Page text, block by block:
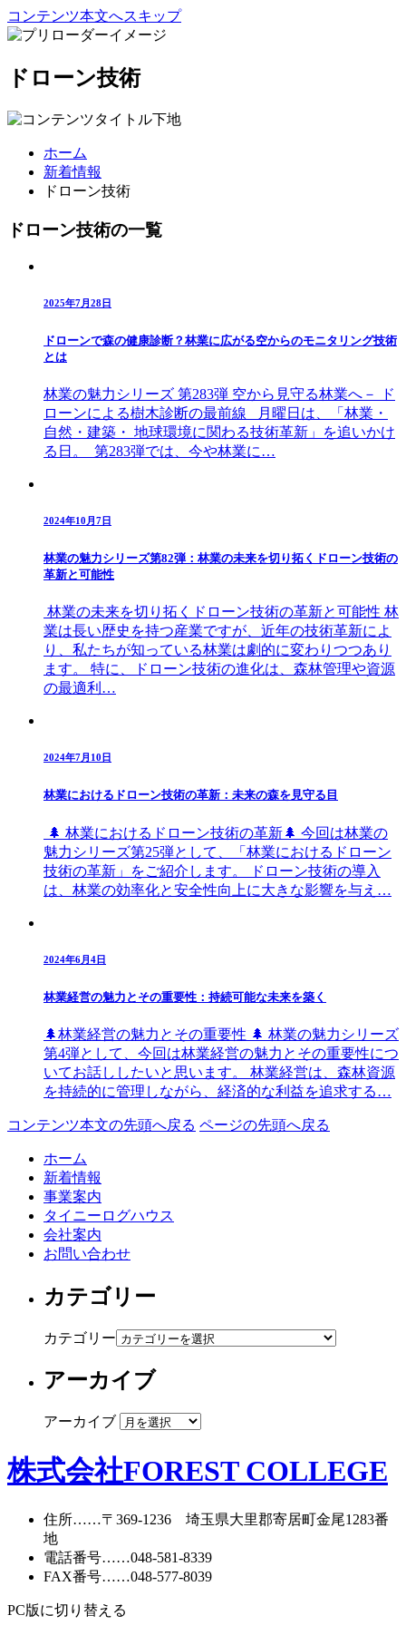
コンテンツ本文へスキップ
ドローン技術
ホーム
新着情報
ドローン技術
ドローン技術の一覧
2025年7月28日
ドローンで森の健康診断？林業に広がる空からのモニタリング技術
とは
林業の魅力シリーズ 第283弾 空から見守る林業へ－ ド
ローンによる樹木診断の最前線 月曜日は、「林業・
自然・建築・ 地球環境に関わる技術革新」を追いかけ
る日。 第283弾では、今や林業に…
2024年10月7日
林業の魅力シリーズ第82弾：林業の未来を切り拓くドローン技術の
革新と可能性
林業の未来を切り拓くドローン技術の革新と可能性 林
業は長い歴史を持つ産業ですが、近年の技術革新によ
り、私たちが知っている林業は劇的に変わりつつあり
ます。 特に、ドローン技術の進化は、森林管理や資源
の最適利…
2024年7月10日
林業におけるドローン技術の革新：未来の森を見守る目
🌲 林業におけるドローン技術の革新🌲 今回は林業の
魅力シリーズ第25弾として、「林業におけるドローン
技術の革新」をご紹介します。 ドローン技術の導入
は、林業の効率化と安全性向上に大きな影響を与え…
2024年6月4日
林業経営の魅力とその重要性：持続可能な未来を築く
🌲林業経営の魅力とその重要性 🌲 林業の魅力シリーズ
第4弾として、今回は林業経営の魅力とその重要性につ
いてお話ししたいと思います。 林業経営は、森林資源
を持続的に管理しながら、経済的な利益を追求する…
コンテンツ本文の先頭へ戻る ページの先頭へ戻る
ホーム
新着情報
事業案内
タイニーログハウス
会社案内
お問い合わせ
カテゴリー
カテゴリー
アーカイブ
アーカイブ
株式会社FOREST COLLEGE
住所……〒369-1236 埼玉県大里郡寄居町金尾1283番
地
電話番号……048-581-8339
FAX番号……048-577-8039
PC版に切り替える